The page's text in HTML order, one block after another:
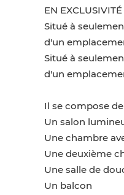
EN
Situé à
d'un
Situé à
d'un
Il se compose de
Un salon
Une chambre
Une deuxième
Une salle de
Un balcon